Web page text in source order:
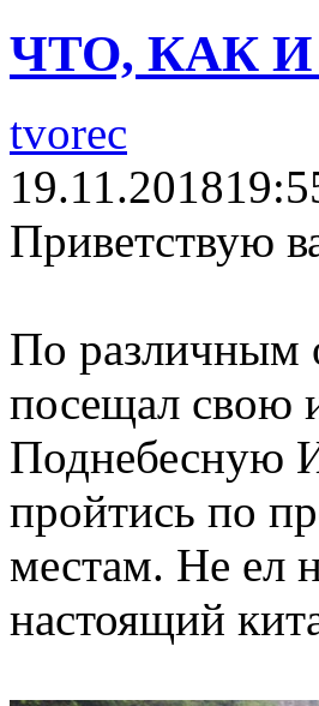
ЧТО, КАК
tvorec
19.11.2018
Приветствую
По различным
посещал свою
Поднебесную
пройтись по
местам. Не ел
настоящий